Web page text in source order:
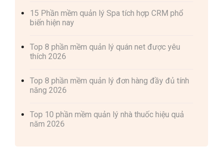
15 Phần mềm quản lý Spa tích hợp CRM phổ
biến hiện nay
Top 8 phần mềm quản lý quán net được yêu
thích 2026
Top 8 phần mềm quản lý đơn hàng đầy đủ tính
năng 2026
Top 10 phần mềm quản lý nhà thuốc hiệu quả
năm 2026